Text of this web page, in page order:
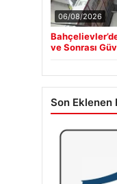
06/08/2026
ve Sonrası
Son Eklenen